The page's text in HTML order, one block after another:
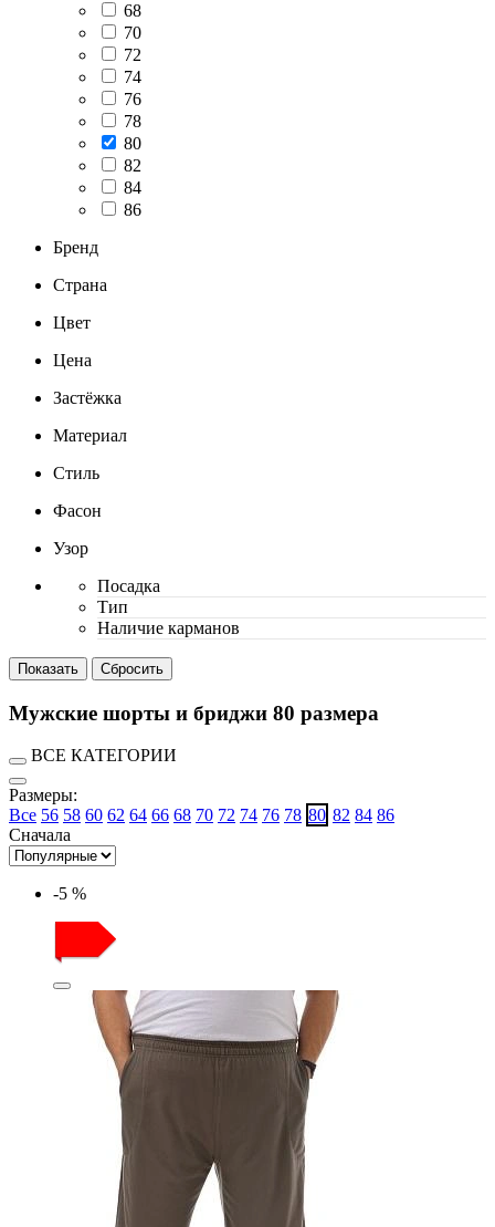
68
70
72
74
76
78
80
82
84
86
Бренд
Страна
Цвет
Цена
Застёжка
Материал
Стиль
Фасон
Узор
Посадка
Тип
Наличие карманов
Мужские шорты и бриджи 80 размера
ВСЕ КАТЕГОРИИ
Размеры:
Все 56 58 60 62 64 66 68 70 72 74 76 78 80 82 84 86
Сначала
-5 %